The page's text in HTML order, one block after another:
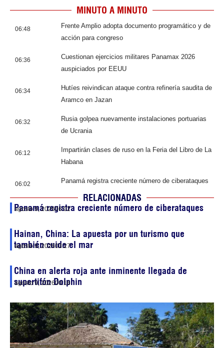
MINUTO A MINUTO
06:48
Frente Amplio adopta documento programático y de
acción para congreso
06:36
Cuestionan ejercicios militares Panamax 2026
auspiciados por EEUU
06:34
Hutíes reivindican ataque contra refinería saudita de
Aramco en Jazan
06:32
Rusia golpea nuevamente instalaciones portuarias
de Ucrania
06:12
Impartirán clases de ruso en la Feria del Libro de La
Habana
06:02 Panamá registra creciente número de ciberataques
RELACIONADAS
Panamá registra creciente número de ciberataques
agosto 9, 202606:02
Hainan, China: La apuesta por un turismo que
también cuide el mar
agosto 9, 202603:27
China en alerta roja ante inminente llegada de
supertifón Dolphin
agosto 9, 202600:16